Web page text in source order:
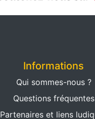
Informations
Qui sommes-nous ?
Questions fréquentes
Partenaires et liens